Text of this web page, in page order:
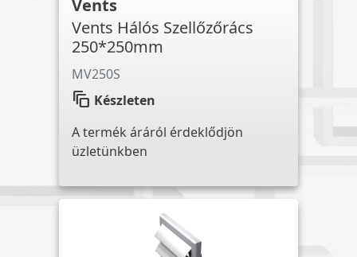
Vents
Vents Hálós Szellőzőrács
250*250mm
MV250S
auto_awesome_motion Készleten
A termék áráról érdeklődjön
üzletünkben